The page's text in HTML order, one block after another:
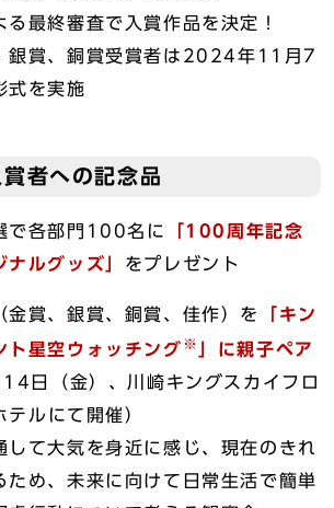
る最終審査で入賞作品を決定！
銀賞、銅賞受賞者は2024年11月7
式を実施
者への記念品
で各部門100名に
「100周年記念
ルグッズ」 をプレゼント
賞、銀賞、銅賞、佳作）を 「キン
ト星空ウォッチング ※
」に親子ペア
14日（金）、川崎キングスカイフロ
ルにて開催）
て大気を身近に感じ、現在のきれ
ため、未来に向けて日常生活で簡単